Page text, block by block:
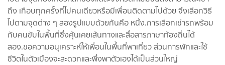
ถึง เกือบทุกครั้งที่ไปคนเดียวหรือมีเพื่อนติดตามไปด้วย จึงเลือกวิธี
ไปตามจุดต่าง ๆ สองรูปแบบด้วยกันคือ หนึ่ง.การเลือกเช่ารถพร้อม
กับคนขับในพื้นที่ซึ่งคุ้นเคยเส้นทางและสื่อสารภาษาท้องถิ่นได้
สอง.ขอความอนุเคราะห์ให้เพื่อนในพื้นที่พาเที่ยว ส่วนการพักและใช้
ชีวิตในตัวเมืองจะสะดวกและพึ่งพาตัวเองได้เป็นส่วนใหญ่